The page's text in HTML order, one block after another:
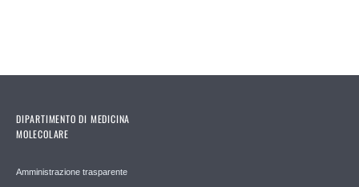
DIPARTIMENTO DI MEDICINA
MOLECOLARE
Amministrazione trasparente